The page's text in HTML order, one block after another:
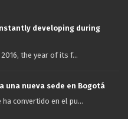
developing during
the year of its f...
una nueva sede en Bogotá
convertido en el pu...